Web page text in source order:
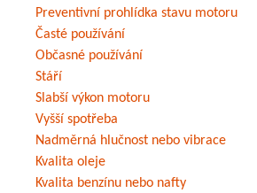
Preventivní prohlídka stavu motoru
Časté používání
Občasné používání
Stáří
Slabší výkon motoru
Vyšší spotřeba
Nadměrná hlučnost nebo vibrace
Kvalita oleje
Kvalita benzínu nebo nafty